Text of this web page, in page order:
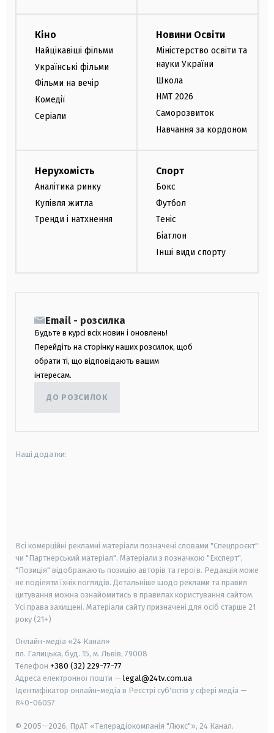
Кіно
Найцікавіші фільми
Українські фільми
Фільми на вечір
Комедії
Серіали
Новини Освіти
Міністерство освіти та
науки України
Школа
НМТ 2026
Саморозвиток
Навчання за кордоном
Нерухомість
Аналітика ринку
Купівля житла
Тренди і натхнення
Спорт
Бокс
Футбол
Теніс
Біатлон
Інші види спорту
Email - розсилка
Будьте в курсі всіх новин і оновлень!
Перейдіть на сторінку наших розсилок, щоб
обрати ті, що відповідають вашим
інтересам.
ДО РОЗСИЛОК
Наші додатки:
Всі комерційні рекламні матеріали позначені словами "Спецпроєкт"
чи "Партнерський матеріал". Матеріали з позначкою "Експерт",
"Позиція" відображають позицію авторів та героїв. Редакція може
не поділяти їхніх поглядів. Детальніше щодо реклами та правил
цитування можна ознайомитись в правилах користування сайтом.
Усі права захищені. Матеріали сайту призначені для осіб старше 21
року (21+)
Онлайн-медіа «24 Канал»
пл. Галицька, буд. 15, м. Львів, 79008
Телефон +380 (32) 229-77-77
Адреса електронної пошти — legal@24tv.com.ua
Ідентифікатор онлайн-медіа в Реєстрі суб'єктів у сфері медіа —
R40-06057
© 2005—2026, ПрАТ «Телерадіокомпанія "Люкс"», 24 Канал.